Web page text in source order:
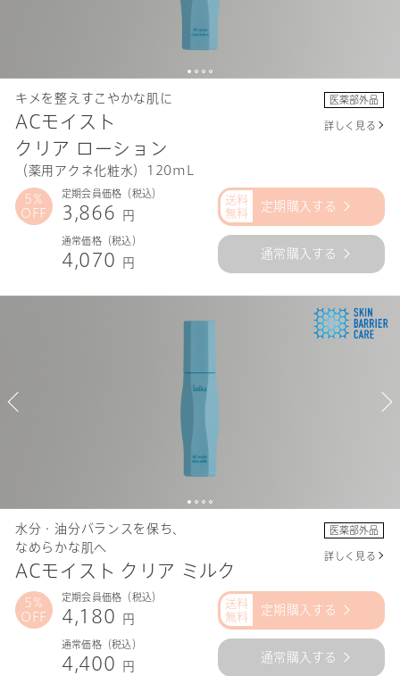
キメを整えすこやかな肌に
ACモイスト
クリア ローション
医薬部外品
（薬用アクネ化粧水） 120mL
詳しく見る
5%
OFF
定期会員価格（税込）
3,866 円
定期購入する
通常価格（税込）
4,070 円
通常購入する
水分・油分バランスを保ち、
なめらかな肌へ
ACモイスト クリア ミルク
医薬部外品
詳しく見る
5%
OFF
定期会員価格（税込）
4,180 円
定期購入する
通常価格（税込）
4,400 円
通常購入する